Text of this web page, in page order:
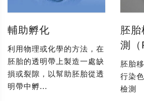
輔助孵化
利用物理或化學的方法，在
胚胎的透明帶上製造一處缺
損或裂隙，以幫助胚胎從透
明帶中孵...
胚
測（
胚胎
行染
檢測